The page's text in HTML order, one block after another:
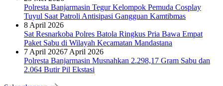
Polresta Banjarmasin Tegur Kelompok Pemuda Cosplay
Tuyul Saat Patroli Antisipasi Gangguan Kamtibmas
8 April 2026
Sat Resnarkoba Polres Batola Ringkus Pria Bawa Empat
Paket Sabu di Wilayah Kecamatan Mandastana
7 April 20267 April 2026
Polresta Banjarmasin Musnahkan 2.298,17 Gram Sabu dan
2.064 Butir Pil Ekstasi